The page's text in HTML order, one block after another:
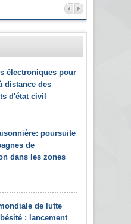
électroniques pour
distance des
d'état civil
poursuite
de
dans les zones
de lutte
: lancement